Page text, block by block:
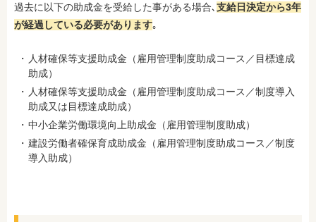
過去に以下の助成金を受給した事がある場合､ 支給日決定から3年
が経過している必要があります｡
人材確保等支援助成金（雇用管理制度助成コース／目標達成
助成）
人材確保等支援助成金（雇用管理制度助成コース／制度導入
助成又は目標達成助成）
中小企業労働環境向上助成金（雇用管理制度助成）
建設労働者確保育成助成金（雇用管理制度助成コース／制度
導入助成）